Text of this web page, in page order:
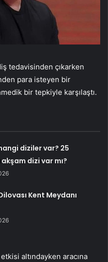
tedavisinden çıkarken
para isteyen bir
bir tepkiyle karşılaştı.
diziler var? 25
dizi var mı?
Kent Meydanı
altındayken aracına